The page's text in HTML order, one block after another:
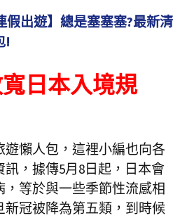
假出遊】總是塞塞塞?最新清
!
日本入境規
懶人包，這裡小編也向各
，據傳5月8日起，日本會
等於與一些季節性流感相
冠被降為第五類，到時候